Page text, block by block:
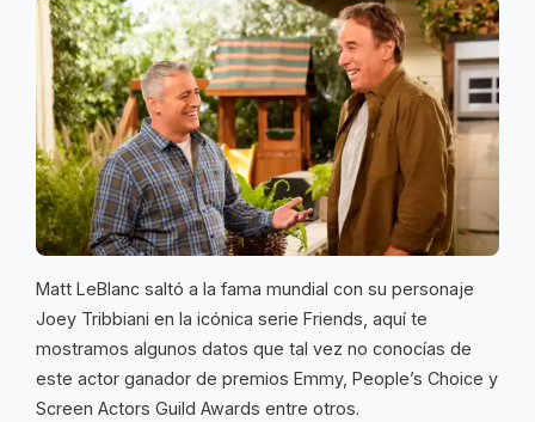
Matt LeBlanc saltó a la fama mundial con su personaje
Joey Tribbiani en la icónica serie Friends, aquí te
mostramos algunos datos que tal vez no conocías de
este actor ganador de premios Emmy, People’s Choice y
Screen Actors Guild Awards entre otros.